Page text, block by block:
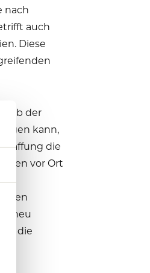
nach
auch
Diese
der
kann,
die
vor Ort
neu
die